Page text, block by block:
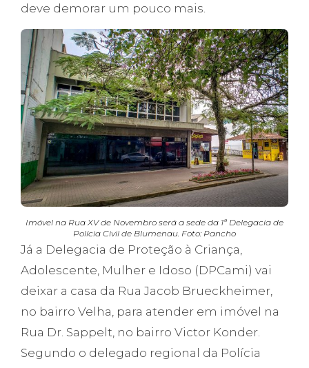
deve demorar um pouco mais.
Imóvel na Rua XV de Novembro será a sede da 1ª Delegacia de
Polícia Civil de Blumenau. Foto: Pancho
Já a Delegacia de Proteção à Criança,
Adolescente, Mulher e Idoso (DPCami) vai
deixar a casa da Rua Jacob Brueckheimer,
no bairro Velha, para atender em imóvel na
Rua Dr. Sappelt, no bairro Victor Konder.
Segundo o delegado regional da Polícia